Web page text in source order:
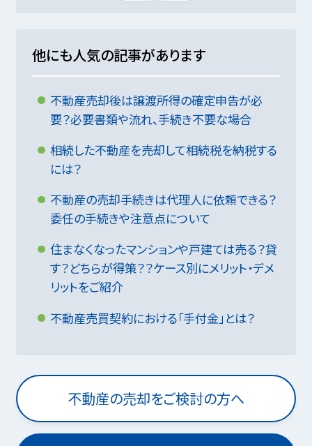
他にも人気の記事があります
不動産売却後は譲渡所得の確定申告が必
要？必要書類や流れ、手続き不要な場合
相続した不動産を売却して相続税を納税する
には？
不動産の売却手続きは代理人に依頼できる？
委任の手続きや注意点について
住まなくなったマンションや戸建ては売る？貸
す？どちらが得策？？ケース別にメリット・デメ
リットをご紹介
不動産売買契約における「手付金」とは？
不動産の売却をご検討の方へ